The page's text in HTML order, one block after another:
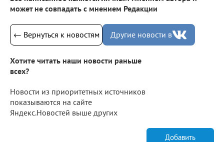
может не совпадать с мнением Редакции
← Вернуться к новостям Другие новости в
Хотите читать наши новости раньше
всех?
Новости из приоритетных источников
показываются на сайте
Яндекс.Новостей выше других
Добавить